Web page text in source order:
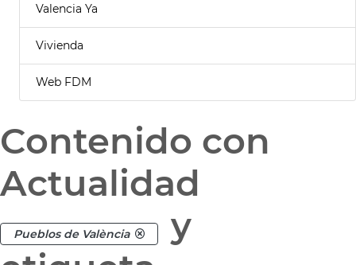
Valencia Ya
Vivienda
Web FDM
Contenido con
Actualidad
Pueblos de València
y